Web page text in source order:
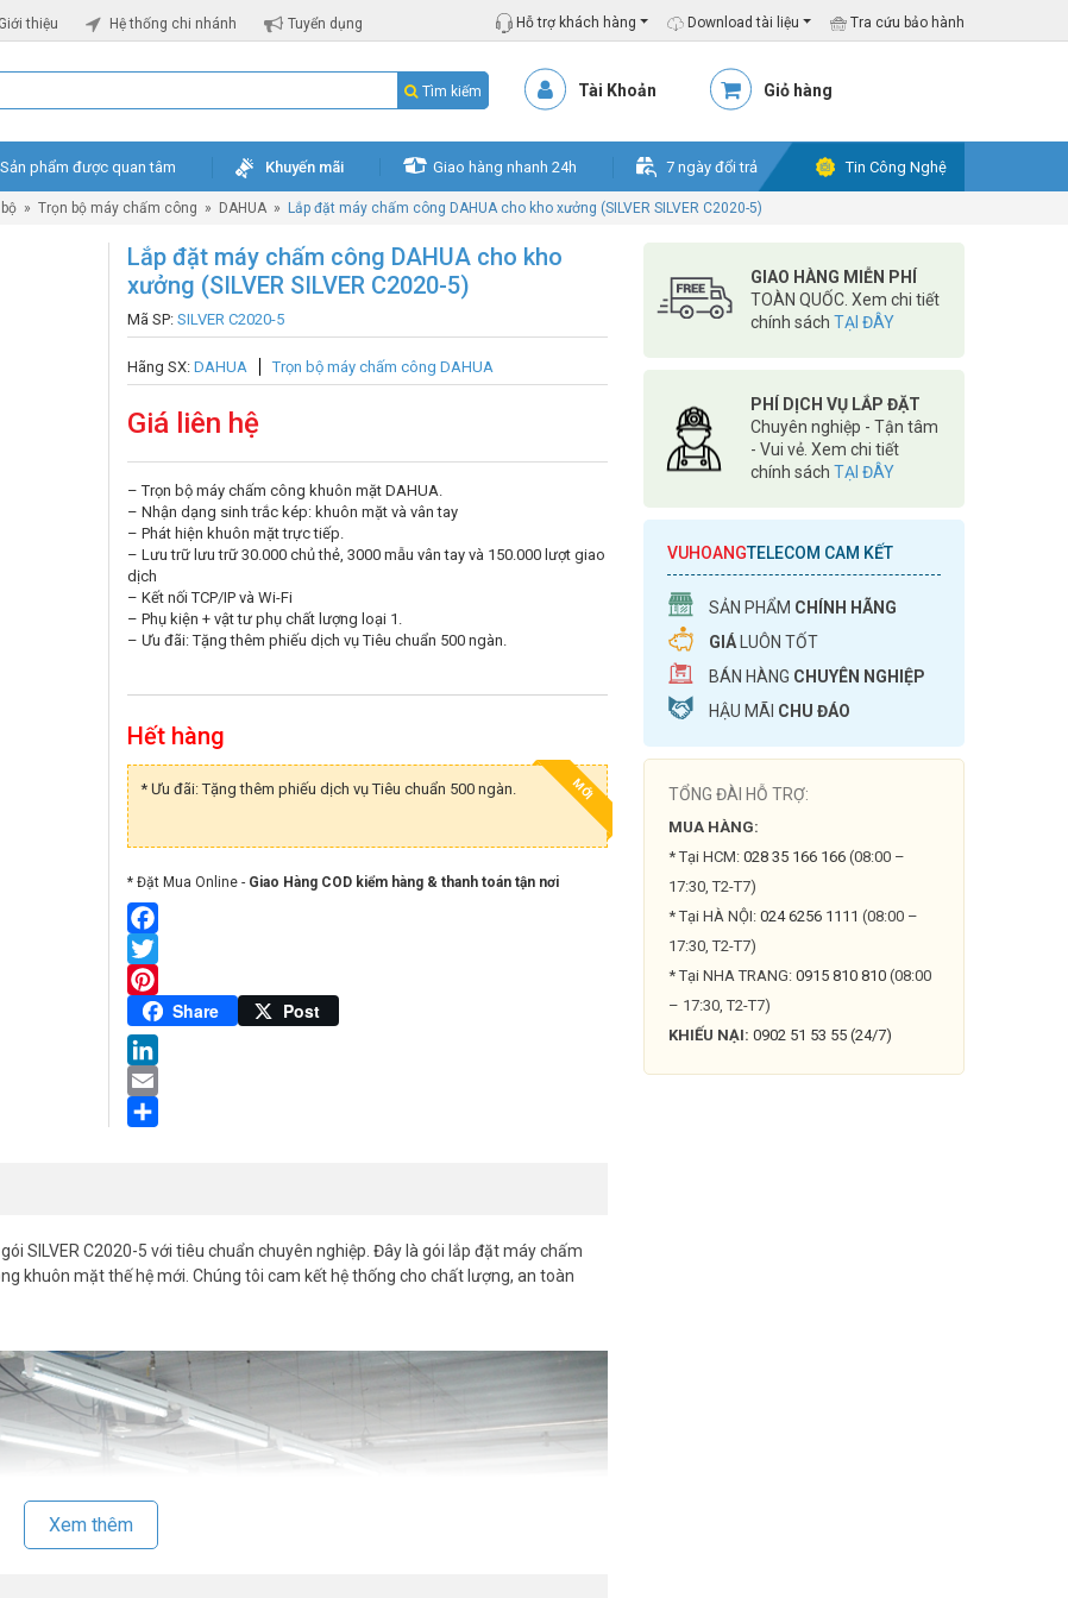
Giới thiệu Hệ thống chi nhánh Tuyển dụng Hỗ trợ khách hàng Download tài liệu Tra cứu bảo hành
Tìm kiếm Tài Khoản Giỏ hàng
Sản phẩm được quan tâm Khuyến mãi Giao hàng nhanh 24h 7 ngày đổi trả Tin Công Nghệ
» Trọn bộ máy chấm công » DAHUA » Lắp đặt máy chấm công DAHUA cho kho xưởng (SILVER SILVER C2020-5)
Lắp đặt máy chấm công DAHUA cho kho
xưởng (SILVER SILVER C2020-5)
Mã SP: SILVER C2020-5
Hãng SX: DAHUA Trọn bộ máy chấm công DAHUA
Giá liên hệ
– Trọn bộ máy chấm công khuôn mặt DAHUA.
– Nhận dạng sinh trắc kép: khuôn mặt và vân tay
– Phát hiện khuôn mặt trực tiếp.
– Lưu trữ lưu trữ 30.000 chủ thẻ, 3000 mẫu vân tay và 150.000 lượt giao
dịch
– Kết nối TCP/IP và Wi-Fi
– Phụ kiện + vật tư phụ chất lượng loại 1.
– Ưu đãi: Tặng thêm phiếu dịch vụ Tiêu chuẩn 500 ngàn.
Hết hàng
MỚI
* Ưu đãi: Tặng thêm phiếu dịch vụ Tiêu chuẩn 500 ngàn.
* Đặt Mua Online - Giao Hàng COD kiểm hàng & thanh toán tận nơi
Facebook
Twitter
Pinterest
Share Post
LinkedIn
Email
SILVER C2020-5 với tiêu chuẩn chuyên nghiệp. Đây là gói lắp đặt máy chấm
khuôn mặt thế hệ mới. Chúng tôi cam kết hệ thống cho chất lượng, an toàn
Xem thêm
GIAO HÀNG MIỄN PHÍ
TOÀN QUỐC. Xem chi tiết
chính sách TẠI ĐÂY
PHÍ DỊCH VỤ LẮP ĐẶT
Chuyên nghiệp - Tận tâm
- Vui vẻ. Xem chi tiết
chính sách TẠI ĐÂY
VUHOANGTELECOM CAM KẾT
SẢN PHẨM CHÍNH HÃNG
GIÁ LUÔN TỐT
BÁN HÀNG CHUYÊN NGHIỆP
HẬU MÃI CHU ĐÁO
TỔNG ĐÀI HỖ TRỢ:
MUA HÀNG:
* Tại HCM: 028 35 166 166 (08:00 –
17:30, T2-T7)
* Tại HÀ NỘI: 024 6256 1111 (08:00 –
17:30, T2-T7)
* Tại NHA TRANG: 0915 810 810 (08:00
– 17:30, T2-T7)
KHIẾU NẠI: 0902 51 53 55 (24/7)